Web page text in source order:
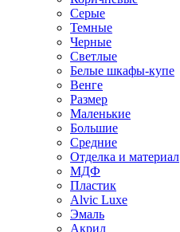
Серые
Темные
Черные
Светлые
Белые шкафы-купе
Венге
Размер
Маленькие
Большие
Средние
Отделка и материал
МДФ
Пластик
Alvic Luxe
Эмаль
Акрил